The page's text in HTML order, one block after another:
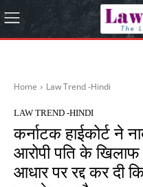
Home Law Trend -Hindi
LAW TREND -HINDI
कर्नाटक हाईकोर्ट ने
आरोपी पति के खिलाफ
आधार पर रद्द कर दी